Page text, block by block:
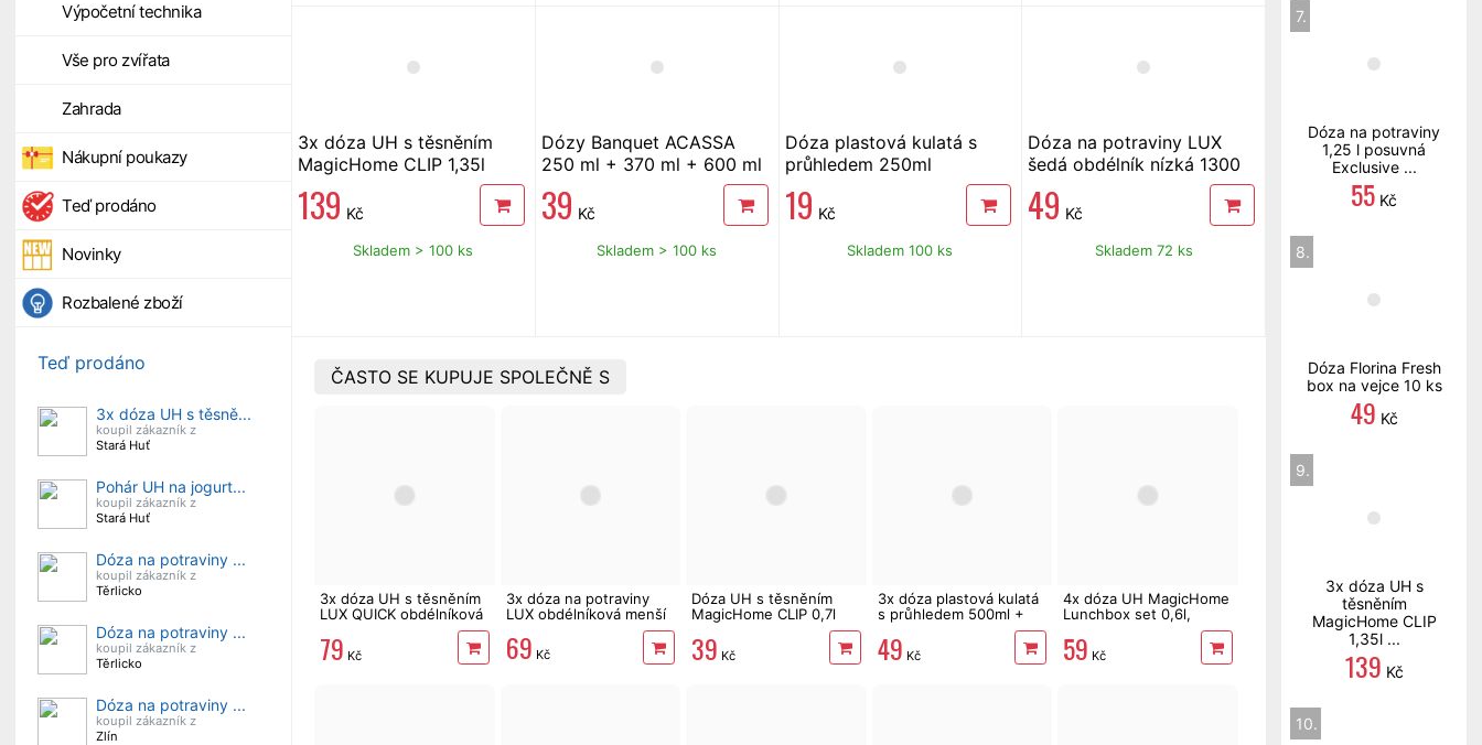
Výpočetní technika
Vše pro zvířata
Zahrada
Nákupní poukazy
Teď prodáno
Novinky
Rozbalené zboží
Teď prodáno
3x dóza UH s těsně...
koupil zákazník z
Stará Huť
Pohár UH na jogurt...
koupil zákazník z
Stará Huť
Dóza na potraviny ...
koupil zákazník z
Těrlicko
Dóza na potraviny ...
koupil zákazník z
Těrlicko
Dóza na potraviny ...
koupil zákazník z
Zlín
3x dóza UH s těsněním
MagicHome CLIP 1,35l
139 Kč
Skladem > 100 ks
Dózy Banquet ACASSA
250 ml + 370 ml + 600 ml
39 Kč
Skladem > 100 ks
Dóza plastová kulatá s
průhledem 250ml
19 Kč
Skladem 100 ks
Dóza na potraviny LUX
šedá obdélník nízká 1300
49 Kč
Skladem 72 ks
ČASTO SE KUPUJE SPOLEČNĚ S
3x dóza UH s těsněním
LUX QUICK obdélníková
antracit 1,7l +1l + 0,5l
79 Kč
3x dóza na potraviny
LUX obdélníková menší
69 Kč
Dóza UH s těsněním
MagicHome CLIP 0,7l
39 Kč
3x dóza plastová kulatá
s průhledem 500ml +
49 Kč
4x dóza UH MagicHome
Lunchbox set 0,6l,
59 Kč
7.
Dóza na potraviny
1,25 l posuvná
Exclusive ...
55 Kč
8.
Dóza Florina Fresh
box na vejce 10 ks
49 Kč
9.
3x dóza UH s
těsněním
MagicHome CLIP
1,35l ...
139 Kč
10.